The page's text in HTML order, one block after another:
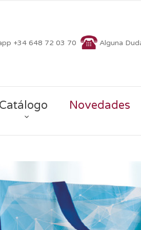
+34 648 72 03 70 Alguna
Catálogo Novedades